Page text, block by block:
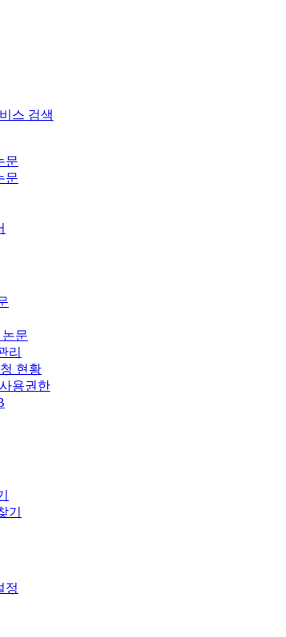
스 검색
문
문
문
리
현황
용권한
기
정